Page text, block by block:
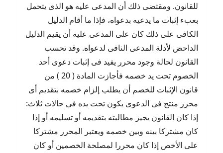
للقانون. ومقتضى ذلك أن المدعى عليه هو الذى يتحمل
بعبء إثبات ما يدعيه بدعواه، فإذا ما أقام الدليل
الكافى على ذلك كان على المدعى عليه أن يقيم الدليل
الداحض لأدلة المدعى النافى لدعواه. وقد تحسب
القانون لحالة وجود محرر يفيد فى إثبات دعوى أحد
الخصوم تحت يد خصمه فأجازت المادة ( 20 ) من
قانون الإثبات للخصم أن يطلب إلزام خصمه بتقديم أى
محرر منتج فى الدعوى يكون تحت يده فى حالات ثلاث:
إذا كان القانون يجيز مطالبته بتقديمه أو تسليمه أو إذا
كان مشتركا بينه وبين خصمه ويعتبر المحرر مشتركا
على الأخص إذا كان محررا لمصلحة الخصمين أو كان